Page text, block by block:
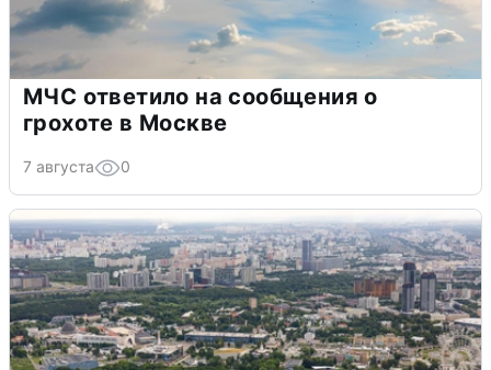
МЧС ответило на сообщения о
грохоте в Москве
7 августа 0